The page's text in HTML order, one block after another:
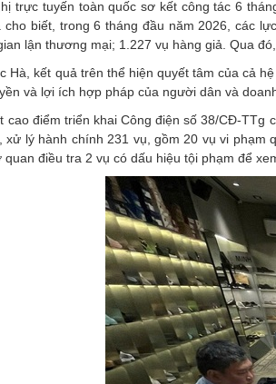
trực tuyến toàn quốc sơ kết công tác 6
cho biết, trong 6 tháng đầu năm 2026, các
lận thương mại; 1.227 vụ hàng giả. Qua
Hà, kết quả trên thể hiện quyết tâm của cả
và lợi ích hợp pháp của người dân và
cao điểm triển khai Công điện số 38/CĐ-TTg
xử lý hành chính 231 vụ, gồm 20 vụ vi
điều tra 2 vụ có dấu hiệu tội phạm để